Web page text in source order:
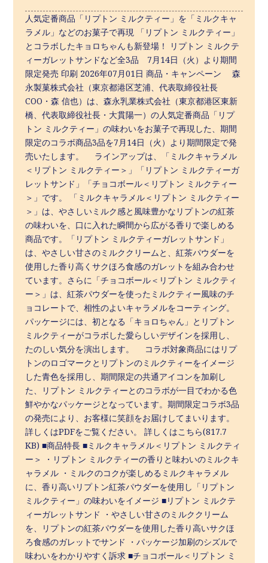
人気定番商品「リプトン ミルクティー」を「ミルクキャ
ラメル」などのお菓子で再現 「リプトン ミルクティー」
とコラボしたキョロちゃんも新登場！ リプトン ミルクテ
ィーガレットサンドなど全3品 7月14日（火）より期間
限定発売 印刷 2026年07月01日 商品・キャンペーン 森
永製菓株式会社（東京都港区芝浦、代表取締役社長
COO・森 信也）は、森永乳業株式会社（東京都港区東新
橋、代表取締役社長・大貫陽一）の人気定番商品「リプ
トン ミルクティー」の味わいをお菓子で再現した、期間
限定のコラボ商品3品を7月14日（火）より期間限定で発
売いたします。 ラインアップは、「ミルクキャラメル
＜リプトン ミルクティー＞」「リプトン ミルクティーガ
レットサンド」「チョコボール＜リプトン ミルクティー
＞」です。 「ミルクキャラメル＜リプトン ミルクティー
＞」は、やさしいミルク感と風味豊かなリプトンの紅茶
の味わいを、口に入れた瞬間から広がる香りで楽しめる
商品です。「リプトン ミルクティーガレットサンド」
は、やさしい甘さのミルククリームと、紅茶パウダーを
使用した香り高くサクほろ食感のガレットを組み合わせ
ています。さらに「チョコボール＜リプトン ミルクティ
ー＞」は、紅茶パウダーを使ったミルクティー風味のチ
ョコレートで、相性のよいキャラメルをコーティング。
パッケージには、初となる「キョロちゃん」とリプトン
ミルクティーがコラボした愛らしいデザインを採用し、
たのしい気分を演出します。 コラボ対象商品にはリプ
トンのロゴマークとリプトンのミルクティーをイメージ
した青色を採用し、期間限定の共通アイコンを加刷し
た、リプトン ミルクティーとのコラボが一目でわかる色
鮮やかなパッケージとなっています。期間限定コラボ3品
の発売により、お客様に笑顔をお届けしてまいります。
詳しくはPDFをご覧ください。 詳しくはこちら(817.7
KB) ■商品特長 ■ミルクキャラメル＜リプトン ミルクティ
ー＞ ・リプトン ミルクティーの香りと味わいのミルクキ
ャラメル ・ミルクのコクが楽しめるミルクキャラメル
に、香り高いリプトン紅茶パウダーを使用し「リプトン
ミルクティー」の味わいをイメージ ■リプトン ミルクテ
ィーガレットサンド ・やさしい甘さのミルククリーム
を、リプトンの紅茶パウダーを使用した香り高いサクほ
ろ食感のガレットでサンド ・パッケージ加刷のシズルで
味わいをわかりやすく訴求 ■チョコボール＜リプトン ミ